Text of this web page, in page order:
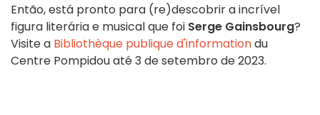
Então, está pronto para (re)descobrir a incrível
figura literária e musical que foi Serge Gainsbourg?
Visite a Bibliothèque publique d'informationdu
Centre Pompidou até 3 de setembro de 2023.